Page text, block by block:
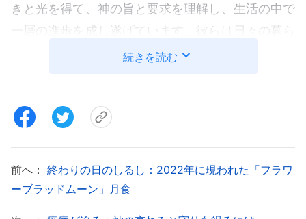
きと光を得て、神の旨と要求を理解し、生活の中で
一層の進歩を成し遂げています。彼らは日々の暮ら
しの中で神の言葉を実践した証し
を構成しました。彼らは主が説かれた悔い改めの道
ことはなくなりました。また彼らは主の言葉に従っ
て行動し、他者に対して寛大さや忍耐強さ、許しを
続きを読む
前へ： 終わりの日のしるし：2022年に現われた「フラワ
ーブラッドムーン」月食